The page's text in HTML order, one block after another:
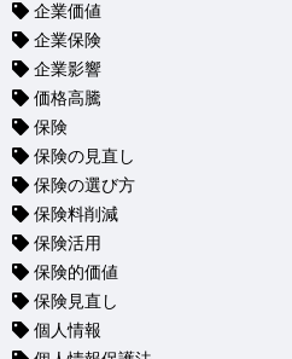
企業価値
企業保険
企業影響
価格高騰
保険
保険の見直し
保険の選び方
保険料削減
保険活用
保険的価値
保険見直し
個人情報